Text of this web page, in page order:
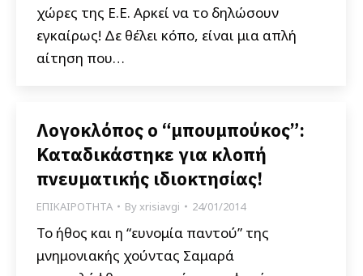
χώρες της Ε.Ε. Αρκεί να το δηλώσουν
εγκαίρως! Δε θέλει κόπο, είναι μια απλή
αίτηση που…
Λογοκλόπος ο “μπουμπούκος”:
Καταδικάστηκε για κλοπή
πνευματικής ιδιοκτησίας!
ΕΠΙΚΑΙΡΟΤΗΤΑ Byxrisiavgi 24/01/2014
Το ήθος και η “ευνομία παντού” της
μνημονιακής χούντας Σαμαρά